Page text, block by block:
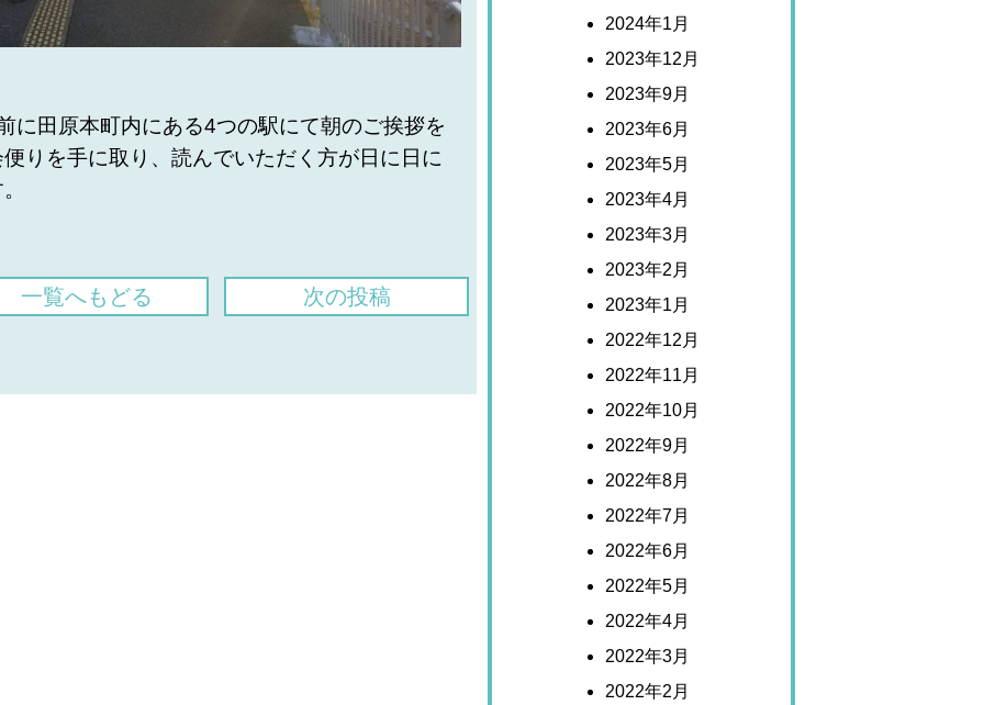
に田原本町内にある4つの駅にて朝のご挨拶を
りを手に取り、読んでいただく方が日に日に
一覧へもどる 次の投稿
2024年1月
2023年12月
2023年9月
2023年6月
2023年5月
2023年4月
2023年3月
2023年2月
2023年1月
2022年12月
2022年11月
2022年10月
2022年9月
2022年8月
2022年7月
2022年6月
2022年5月
2022年4月
2022年3月
2022年2月